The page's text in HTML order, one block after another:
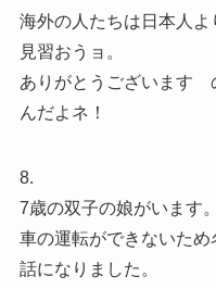
海外の人たちは日本人
見習おうョ。
ありがとうございます
んだよネ！
8.
7歳の双子の娘がいます。
車の運転ができないた
話になりました。